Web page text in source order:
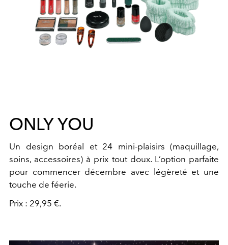
ONLY YOU
Un design boréal et 24 mini-plaisirs (maquillage,
soins, accessoires) à prix tout doux. L’option parfaite
pour commencer décembre avec légèreté et une
touche de féerie.
Prix : 29,95 €.